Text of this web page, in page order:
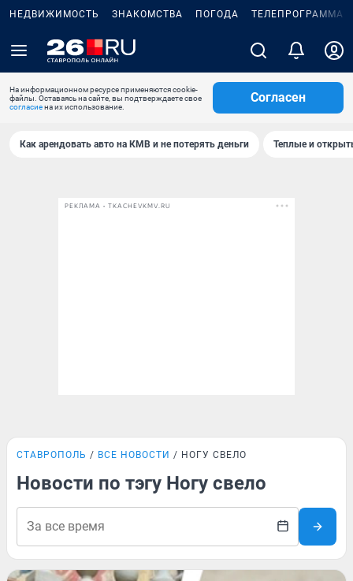
НЕДВИЖИМОСТЬ ЗНАКОМСТВА ПОГОДА ТЕЛЕПРОГРАММА
На информационном ресурсе применяются cookie-
файлы. Оставаясь на сайте, вы подтверждаете свое
согласиена их использование.
Согласен
Как арендовать авто на КМВ и не потерять деньги Теплые и
РЕКЛАМА • TKACHEVKMV.RU
СТАВРОПОЛЬ ВСЕ НОВОСТИ НОГУ СВЕЛО
Новости по тэгу Ногу свело